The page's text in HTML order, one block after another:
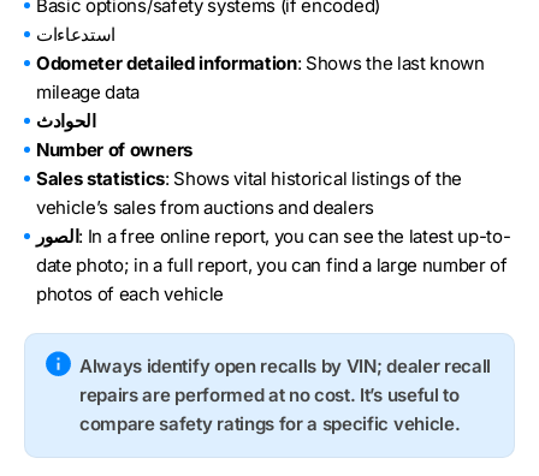
Basic options/safety systems (if encoded)
استدعاءات
Odometer detailed information: Shows the last known
mileage data
الحوادث
Number of owners
Sales statistics: Shows vital historical listings of the
vehicle’s sales from auctions and dealers
الصور : In a free online report, you can see the latest up-to-
date photo; in a full report, you can find a large number of
photos of each vehicle
Always identify open recalls by VIN; dealer recall
repairs are performed at no cost. It’s useful to
compare safety ratings for a specific vehicle.